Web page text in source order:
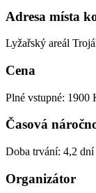
Adresa místa
Lyžařský areál
Cena
Plné vstupné: 1900
Časová
Doba trvání: 4,2 dní
Organizátor